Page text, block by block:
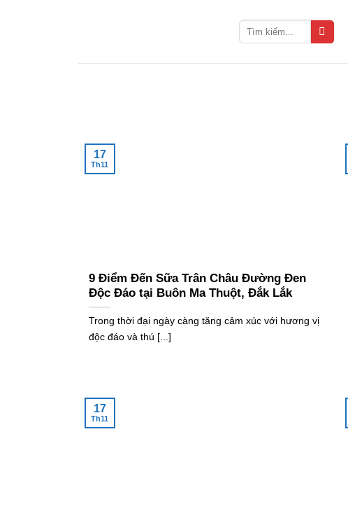
9 Điểm Đến Sữa Trân Châu Đường Đen
Độc Đáo tại Buôn Ma Thuột, Đắk Lắk
Trong thời đại ngày càng tăng cảm xúc với hương vị
độc đáo và thú [...]
17
Th11
17
Th11